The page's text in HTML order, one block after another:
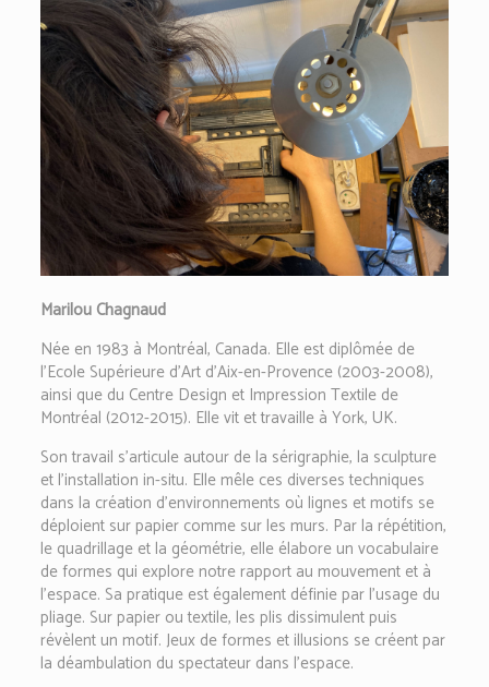
Marilou Chagnaud
Née en 1983 à Montréal, Canada. Elle est diplômée de
l’Ecole Supérieure d’Art d’Aix-en-Provence (2003-2008),
ainsi que du Centre Design et Impression Textile de
Montréal (2012-2015). Elle vit et travaille à York, UK.
Son travail s’articule autour de la sérigraphie, la sculpture
et l’installation in-situ. Elle mêle ces diverses techniques
dans la création d’environnements où lignes et motifs se
déploient sur papier comme sur les murs. Par la répétition,
le quadrillage et la géométrie, elle élabore un vocabulaire
de formes qui explore notre rapport au mouvement et à
l’espace. Sa pratique est également définie par l’usage du
pliage. Sur papier ou textile, les plis dissimulent puis
révèlent un motif. Jeux de formes et illusions se créent par
la déambulation du spectateur dans l’espace.